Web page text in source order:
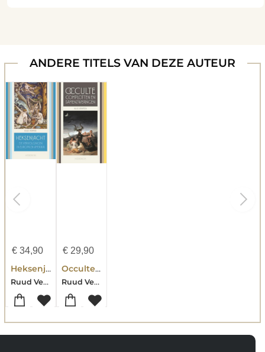
ANDERE TITELS VAN DEZE AUTEUR
€34,90
Heksenjacht
Ruud Vermeer
€29,90
Occulte complotten en samenzweringen
Ruud Vermeer